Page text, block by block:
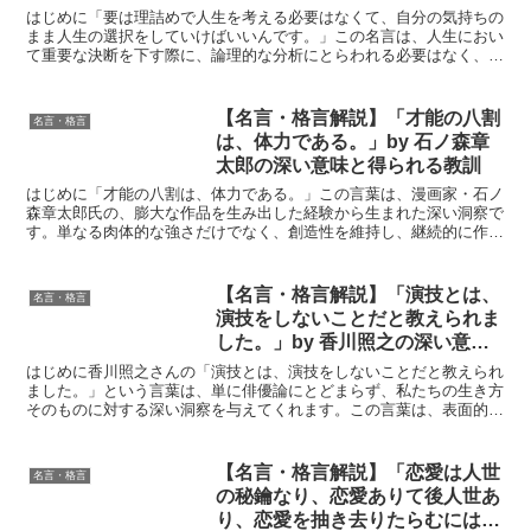
ていけばいいんです。」by 鎌田
實の深い意味と得られる教訓
はじめに「要は理詰めで人生を考える必要はなくて、自分の気持ちの
まま人生の選択をしていけばいいんです。」この名言は、人生におい
て重要な決断を下す際に、論理的な分析にとらわれる必要はなく、む
名言・格言
【名言・格言解説】「才能の八割
は、体力である。」by 石ノ森章
太郎の深い意味と得られる教訓
はじめに「才能の八割は、体力である。」この言葉は、漫画家・石ノ
森章太郎氏の、膨大な作品を生み出した経験から生まれた深い洞察で
す。単なる肉体的な強さだけでなく、創造性を維持し、継続的に作品
名言・格言
【名言・格言解説】「演技とは、
演技をしないことだと教えられま
した。」by 香川照之の深い意味
と得られる教訓
はじめに香川照之さんの「演技とは、演技をしないことだと教えられ
ました。」という言葉は、単に俳優論にとどまらず、私たちの生き方
そのものに対する深い洞察を与えてくれます。この言葉は、表面的な
名言・格言
【名言・格言解説】「恋愛は人世
の秘鑰なり、恋愛ありて後人世あ
り、恋愛を抽き去りたらむには人